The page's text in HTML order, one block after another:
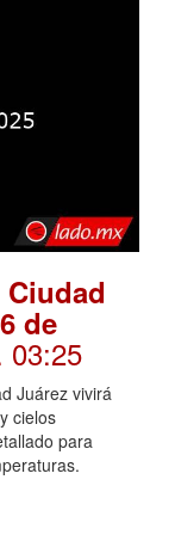
de
03:25
Juárez vivirá
cielos
para